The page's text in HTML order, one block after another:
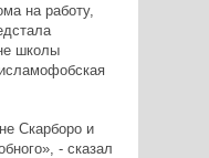
на работу,
школы
Скарборо и
- сказал